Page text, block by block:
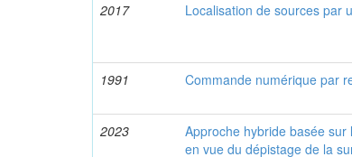
2017
Localisation de sources par
1991
Commande numérique par
2023
Approche hybride basée
en vue du dépistage de la